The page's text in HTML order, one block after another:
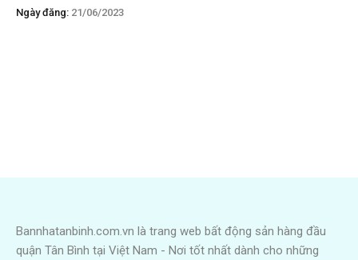
Ngày đăng: 21/06/2023
Bannhatanbinh.com.vn là trang web bất động sản hàng đầu
quận Tân Bình tại Việt Nam - Nơi tốt nhất dành cho những